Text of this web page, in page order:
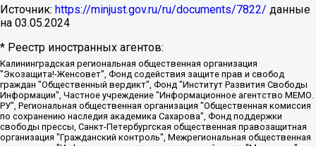
Источник: https://minjust.gov.ru/ru/documents/7822/ данные
на 03.05.2024
* Реестр иностранных агентов:
Калининградская региональная общественная организация "Экозащита!-Женсовет", Фонд содействия защите прав и свобод граждан "Общественный вердикт", Фонд "Институт Развития Свободы Информации", Частное учреждение "Информационное агентство МЕМО. РУ", Региональная общественная организация "Общественная комиссия по сохранению наследия академика Сахарова", Фонд поддержки свободы прессы, Санкт-Петербургская общественная правозащитная организация "Гражданский контроль", Межрегиональная общественная организация "Информационно-просветительский центр "Мемориал", Региональный Фонд "Центр Защиты Прав Средств Массовой Информации", с 05.12.2023 Фонд "Центр Защиты Прав Средств массовой информации", Региональная общественная благотворительная организация помощи беженцам и мигрантам "Гражданское содействие", Негосударственное образовательное учреждение дополнительного профессионального образования (повышение квалификации) специалистов "АКАДЕМИЯ ПО ПРАВАМ ЧЕЛОВЕКА", Свердловская региональная общественная организация "Сутяжник", Автономная некоммерческая организация "Центр независимых социологических исследований", Союз общественных объединений "Российский исследовательский центр по правам человека", Региональное общественное учреждение научно-информационный центр "МЕМОРИАЛ", Некоммерческая организация "Фонд защиты гласности", Автономная некоммерческая организация "Институт прав человека", Городская общественная организация "Екатеринбургское общество "МЕМОРИАЛ", Городская общественная организация "Рязанское историко-просветительское и правозащитное общество "Мемориал" (Рязанский Мемориал), Челябинский региональный орган общественной самодеятельности – женское общественное объединение "Женщины Евразии", Челябинский региональный орган общественной самодеятельности "Уральская правозащитная группа", Фонд содействия защите здоровья и социальной справедливости имени Андрея Рылькова, Автономная Некоммерческая Организация "Аналитический Центр Юрия Левады", Автономная некоммерческая организация социальной поддержки населения "Проект Апрель", Региональная общественная организация помощи женщинам и детям, находящимся в кризисной ситуации "Информационно-методический центр "Анна", Фонд содействия развитию массовых коммуникаций и правовому просвещению "Так-так-Так", Фонд содействия устойчивому развитию "Серебряная тайга", Свердловский региональный общественный фонд социальных проектов "Новое время", "Idel.Реалии", Кавказ.Реалии, Крым.Реалии, Телеканал Настоящее Время, Татаро-башкирская служба Радио Свобода (Azatliq Radiosi), Радио Свободная Европа/Радио Свобода (PCE/PC), "Сибирь.Реалии", "Фактограф", Благотворительный фонд помощи осужденным и их семьям, Автономная некоммерческая организация "Институт глобализации и социальных движений", Фонд "В защиту прав заключенных", Частное учреждение "Центр поддержки и содействия развитию средств массовой информации", Пензенский региональный общественный благотворительный фонд "Гражданский союз", "Север.Реалии", Некоммерческая организация Фонд "Правовая инициатива", Общество с ограниченной ответственностью "Радио Свободная Европа/Радио Свобода", Чешское информационное агентство "MEDIUM-ORIENT", Красноярская региональная общественная организация "Мы против СПИДа", Камалягин Денис Николаевич, Маркелов Сергей Евгеньевич, Пономарев Лев Александрович, Савицкая Людмила Алексеевна, Автономная некоммерческая организация "Центр по работе с проблемой насилия "НАСИЛИЮ.НЕТ", Межрегиональный профессиональный союз работников здравоохранения "Альянс врачей", Юридическое лицо, зарегистрированное в Латвийской Республике, SIA "Medusa Project" (регистрационный номер 40103797863, дата регистрации 10.06.2014), Некоммерческая организация "Фонд по борьбе с коррупцией", Автономная некоммерческая организация "Институт права и публичной политики", Баданин Роман Сергеевич, Гликин Максим Александрович, Железнова Мария Михайловна, Лукьянова Юлия Сергеевна, Маетная Елизавета Витальевна, Маняхин Петр Борисович, Чуракова Ольга Владимировна, Ярош Юлия Петровна, Юридическое лицо "The Insider SIA", зарегистрированное в Риге, Латвийская Республика (дата регистрации 26.06.2015), являющееся администратором доменного имени интернет-издания "The Insider SIA", https://theins.ru, Постернак Алексей Евгеньевич, Рубин Михаил Аркадьевич, Анин Роман Александрович, Юридическое лицо Istories fonds, зарегистрированное в Латвийской Республике (регистрационный номер 50008295751, дата регистрации 24.02.2020), Великовский Дмитрий Александрович, Долинина Ирина Николаевна, Мароховская Алеся Алексеевна, Шлейнов Роман Юрьевич, Шмагун Олеся Валентиновна, Общество с ограниченной ответственностью "Альтаир 2021", Общество с ограниченной ответственностью "Вега 2021", Общество с ограниченной ответственностью "Главный редактор 2021", Общество с ограниченной ответственностью "Ромашки монолит", Важенков Артем Валерьевич, Ивановская областная общественная организация "Центр гендерных исследований", Гурман Юрий Альбертович, Медиапроект "ОВД-Инфо", Егоров Владимир Владимирович, Жилинский Владимир Александрович, Общество с ограниченной ответственностью "ЗП", Иванова София Юрьевна, Карезина Инна Павловна, Кильтау Екатерина Викторовна, Петров Алексей Викторович, Пискунов Сергей Евгеньевич, Смирнов Сергей Сергеевич, Тихонов Михаил Сергеевич, Общество с ограниченной ответственностью "ЖУРНАЛИСТ-ИНОСТРАННЫЙ АГЕНТ", Арапова Галина Юрьевна, Вольтская Татьяна Анатольевна, Американская компания "Mason G.E.S. Anonymous Foundation" (США), являющаяся владельцем интернет-издания https://mnews.world/, Компания "Stichting Bellingcat", зарегистрированная в Нидерландах (дата регистрации 11.07.2018), Захаров Андрей Вячеславович, Клепиковская Екатерина Дмитриевна, Общество с ограниченной ответственностью "МЕМО", Перл Роман Александрович, Симонов Евгений Алексеевич, Соловьева Елена Анатольевна, Сотников Даниил Владимирович, Сурначева Елизавета Дмитриевна, Автономная некоммерческая организация по защите прав человека и информированию населения "Якутия – Наше Мнение", Общество с ограниченной ответственностью "Москоу диджитал медиа", с 26.01.2023 Общество с ограниченной ответственностью "Чайка Белые сады", Ветошкина Валерия Валерьевна, Заговора Максим Александрович, Межрегиональное общественное движение "Российская ЛГБТ - сеть", Оленичев Максим Владимирович, Павлов Иван Юрьевич, Скворцова Елена Сергеевна, Общество с ограниченной ответственностью "Как бы инагент", Кочетков Игорь Викторович, Общество с ограниченной ответственностью "Честные выборы", Еланчик Олег Александрович, Общество с ограниченной ответственностью "Нобелевский призыв", Гималова Регина Эмилевна, Григорьев Андрей Валерьевич, Григорьева Алина Александровна, Ассоциация по содействию защите прав призывников, альтернативнослужащих и военнослужащих "Правозащитная группа "Гражданин.Армия.Право", Хисамова Регина Фаритовна, Автономная некоммерческая организация по реализации социально-правовых программ "Лилит", Дальневосточное общественное движение "Маяк", Санкт-Петербургская ЛГБТ-инициативная группа "Выход", Инициативная группа ЛГБТ+ "Реверс", Алексеев Андрей Викторович, Бекбулатова Таисия Львовна, Беляев Иван Михайлович, Владыкина Елена Сергеевна, Гельман Марат Александрович, Никульшина Вероника Юрьевна, Толоконникова Надежда Андреевна, Шендерович Виктор Анатольевич, Общество с ограниченной ответственностью "Данное сообщение", Общество с ограниченной ответственностью Издательский дом "Новая глава", Айнбиндер Александра Александровна, Московский комьюнити-центр для ЛГБТ+инициатив, Благотворительный фонд развития филантропии, Deutsche Welle (Германия, Kurt-Schumacher-Strasse 3, 53113 Bonn), Борзунова Мария Михайловна, Воробьев Виктор Викторович, Голубева Анна Львовна, Константинова Алла Михайловна, Малкова Ирина Владимировна, Мурадов Мурад Абдулгалимович, Осетинская Елизавета Николаевна, Понасенков Евгений Николаевич, Ганапольский Матвей Юрьевич, Киселев Евгений Алексеевич, Борухович Ирина Григорьевна, Дремин Иван Тимофеевич, Дубровский Дмитрий Викторович, Красноярская региональная общественная организация поддержки и развития альтернативных образовательных технологий и межкультурных коммуникаций "ИНТЕРРА", Маяковская Екатерина Алексеевна, Фейгин Марк Захарович, Филимонов Андрей Викторович, Дзугкоева Регина Николаевна, Доброхотов Роман Александрович, Дудь Юрий Александрович, Елкин Сергей Владимирович, Кругликов Кирилл Игоревич, Сабунаева Мария Леонидовна, Семенов Алексей Владимирович, Шаинян Карен Багратович, Шульман Екатерина Михайловна, Асафьев Артур Валерьевич, Вахштайн Виктор Семенович, Венедиктов Алексей Алексеевич, Лушникова Екатерина Евгеньевна, Волков Леонид Михайлович, Невзоров Александр Глебович, Пархоменко Сергей Борисович, Сироткин Ярослав Николаевич, Кара-Мурза Владимир Владимирович, Баранова Наталья Владимировна, Гозман Леонид Яковлевич, Кагарлицкий Борис Юльевич, Климарев Михаил Валерьевич, Милов Владимир Станиславович, Автономная некоммерческая организация Краснодарский центр современного искусства "Типография", Моргенштерн Алишер Тагирович, Соболь Любовь Эдуардовна, Общество с ограниченной ответственностью "ЛИЗА НОРМ", Каспаров Гарри Кимович, Ходорковский Михаил Борисович, Общество с ограниченной ответственностью "Апрельские тезисы", Данилович Ирина Брониславовна, Кашин Олег Владимирович, Петров Николай Владимирович, Пивоваров Алексей Владимирович, Соколов Михаил Владимирович, Цветкова Юлия Владимировна, Чичваркин Евгений Александрович, Комитет против пыток/Команда против пыток, Общество с ограниченной ответственностью "Первый научный", Общество с ограниченной ответственностью "Вертолет и ко", Белоцерковская Вероника Борисовна, Кац Максим Евгеньевич, Лазарева Татьяна Юрьевна, Шаведдинов Руслан Табризович, Яшин Илья Валерьевич, Общество с ограниченной ответственностью "Иноагент ААВ", Алешковский Дмитрий Петрович, Альбац Евгения Марковна, Быков Дмитрий Львович, Галямина Юлия Евгеньевна, Лойко Сергей Леонидович, Мартынов Кирилл Константинович, Медведев Сергей Александрович, Крашенинников Федор Геннадиевич, Гордеева Катерина Вл